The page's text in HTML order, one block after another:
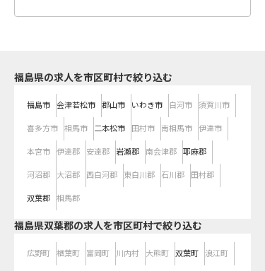
福島県の求人を市区町村で絞り込む
福島市 会津若松市 郡山市 いわき市 白河市 須賀川市
喜多方市 相馬市 二本松市 田村市 南相馬市 伊達市
本宮市 伊達郡 安達郡 岩瀬郡 南会津郡 耶麻郡
河沼郡 大沼郡 西白河郡 東白川郡 石川郡 田村郡
双葉郡 相馬郡
福島県双葉郡の求人を市区町村で絞り込む
広野町 楢葉町 富岡町 川内村 大熊町 双葉町 浪江町